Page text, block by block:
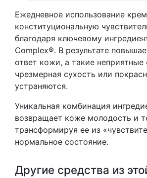
Dermis
Active
Cream
Ежедневное использование
конституциональную
благодаря ключевому
Complex®. В результате
ответ кожи, а такие
чрезмерная сухость или
устраняются.
Уникальная комбинация
возвращает коже молодость и
трансформируя ее из
нормальное состояние.
Другие средства из